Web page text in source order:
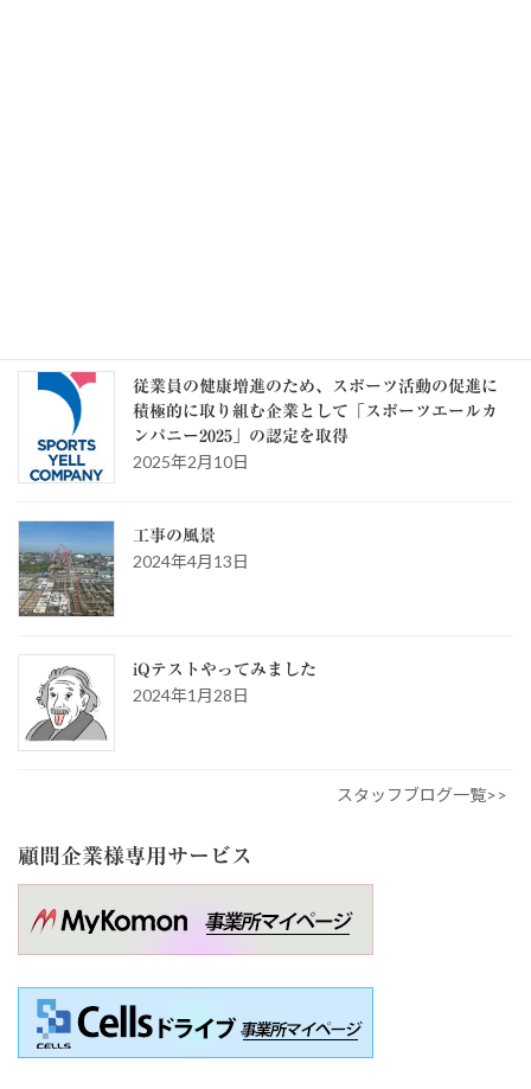
従業員の健康増進のため、スポーツ活動の促進に
積極的に取り組む企業として「スポーツエールカ
ンパニー2025」の認定を取得
2025年2月10日
工事の風景
2024年4月13日
iQテストやってみました
2024年1月28日
スタッフブログ一覧>>
顧問企業様専用サービス